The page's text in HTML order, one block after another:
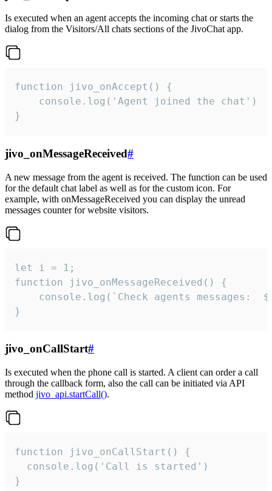
Is executed when an agent accepts the incoming chat or starts the
dialog from the Visitors/All chats sections of the JivoChat app.
function jivo_onAccept() {
}
jivo_onMessageReceived#
A new message from the agent is received. The function can be used
for the default chat label as well as for the custom icon. For
example, with onMessageReceived you can display the unread
messages counter for website visitors.
let i = 1;
function jivo_onMessageReceived() {
}
jivo_onCallStart#
Is executed when the phone call is started. A client can order a call
through the callback form, also the call can be initiated via API
method jivo_api.startCall().
function jivo_onCallStart() {
  console.log('Call is started')
}